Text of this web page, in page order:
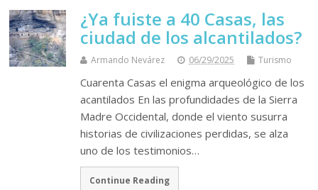
¿Ya fuiste a 40 Casas, las
ciudad de los alcantilados?
Armando Nevárez 06/29/2025 Turismo
Cuarenta Casas el enigma arqueológico de los
acantilados En las profundidades de la Sierra
Madre Occidental, donde el viento susurra
historias de civilizaciones perdidas, se alza
uno de los testimonios…
Continue Reading